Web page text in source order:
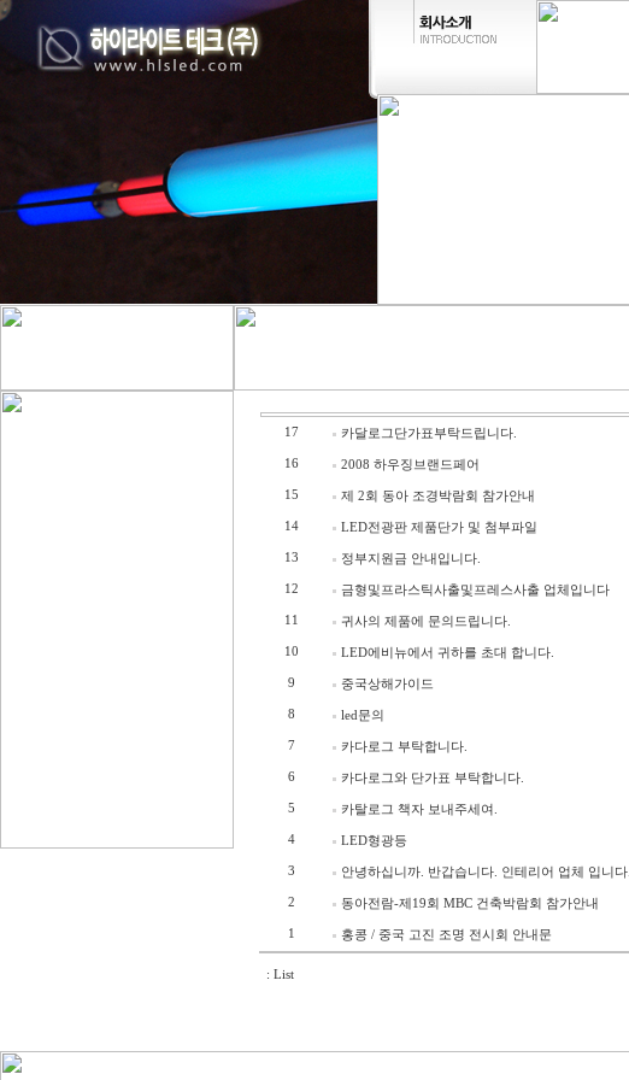
17 카달로그단가표부탁드립니다.
16 2008 하우징브랜드페어
15 제 2회 동아 조경박람회 참가안내
14 LED전광판 제품단가 및 첨부파일
13 정부지원금 안내입니다.
12 금형및프라스틱사출및프레스사출 업체입니다
11 귀사의 제품에 문의드립니다.
10 LED에비뉴에서 귀하를 초대 합니다.
9 중국상해가이드
8 led문의
7 카다로그 부탁합니다.
6 카다로그와 단가표 부탁합니다.
5 카탈로그 책자 보내주세여.
4 LED형광등
3 안녕하십니까. 반갑습니다. 인테리어 업체 입니다.
2 동아전람-제19회 MBC 건축박람회 참가안내
1 홍콩 / 중국 고진 조명 전시회 안내문
: List